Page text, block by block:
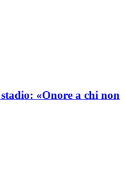
«Onore a chi non